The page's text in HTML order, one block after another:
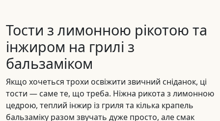
Тости з лимонною рікотою та
інжиром на грилі з
бальзаміком
Якщо хочеться трохи освіжити звичний сніданок, ці
тости — саме те, що треба. Ніжна рикота з лимонною
цедрою, теплий інжир із гриля та кілька крапель
бальзаміку разом звучать дуже просто, але смак